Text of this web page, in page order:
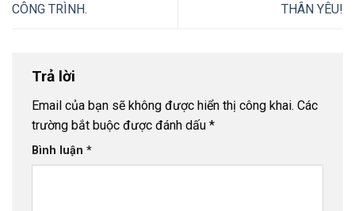
CÔNG TRÌNH.
THÂN YÊU!
Trả lời
Email của bạn sẽ không được hiển thị công khai. Các
trường bắt buộc được đánh dấu *
Bình luận *